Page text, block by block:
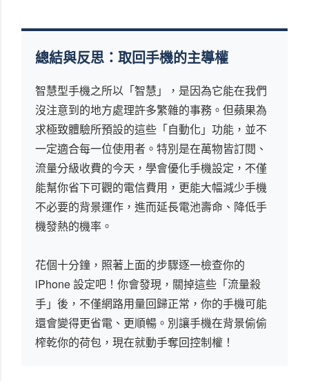
總結與反思：取回手機的主導權
智慧型手機之所以「智慧」，是因為它能在我們
沒注意到的地方處理許多繁雜的事務。但蘋果為
求極致體驗所預設的這些「自動化」功能，並不
一定適合每一位使用者。特別是在萬物皆訂閱、
流量分級收費的今天，學會優化手機設定，不僅
能幫你省下可觀的電信費用，更能大幅減少手機
不必要的背景運作，進而延長電池壽命、降低手
機發熱的機率。
花個十分鐘，照著上面的步驟逐一檢查你的
iPhone 設定吧！你會發現，關掉這些「流量殺
手」後，不僅網路用量回歸正常，你的手機可能
還會變得更省電、更順暢。別讓手機在背景偷偷
榨乾你的荷包，現在就動手奪回控制權！